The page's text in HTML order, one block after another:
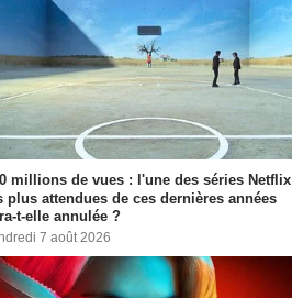
millions de vues : l'une des séries Netflix
plus attendues de ces dernières années
t-elle annulée ?
7 août 2026